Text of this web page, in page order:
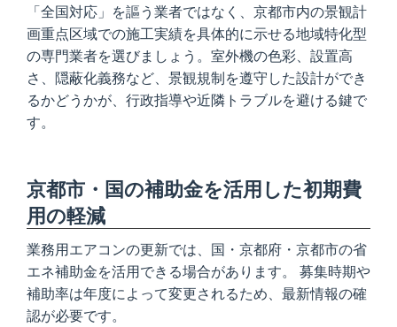
「全国対応」を謳う業者ではなく、京都市内の景観計
画重点区域での施工実績を具体的に示せる地域特化型
の専門業者を選びましょう。室外機の色彩、設置高
さ、隠蔽化義務など、景観規制を遵守した設計ができ
るかどうかが、行政指導や近隣トラブルを避ける鍵で
す。
京都市・国の補助金を活用した初期費
用の軽減
業務用エアコンの更新では、国・京都府・京都市の省
エネ補助金を活用できる場合があります。 募集時期や
補助率は年度によって変更されるため、最新情報の確
認が必要です。